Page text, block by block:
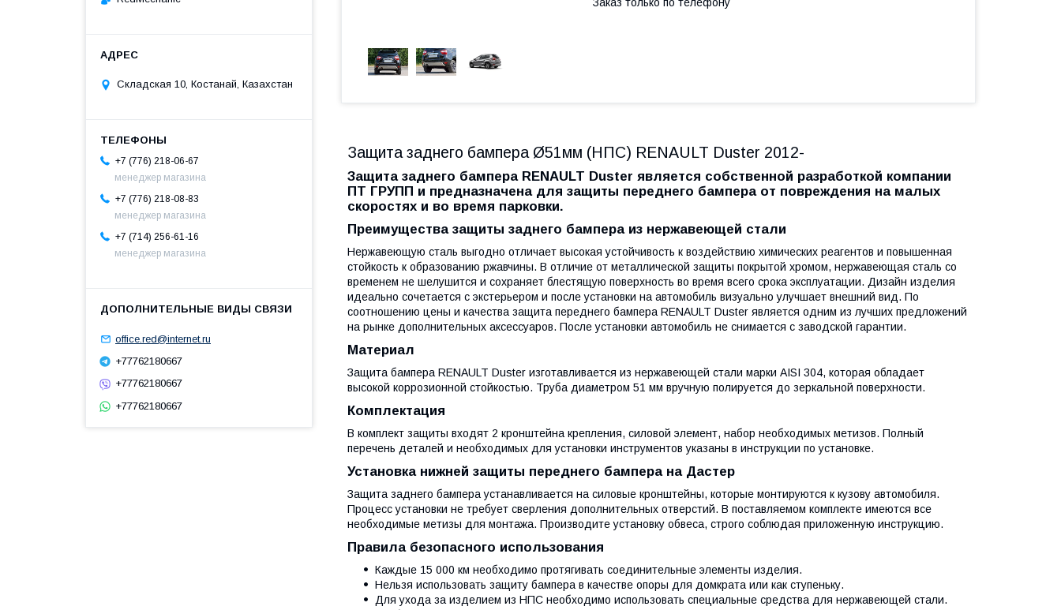
Защита заднего бампера Ø51мм (НПС) RENAULT Duster 2012-
Защита заднего бампера RENAULT Duster является собственной разработкой компании
ПТ ГРУПП и предназначена для защиты переднего бампера от повреждения на малых
скоростях и во время парковки.
Преимущества защиты заднего бампера из нержавеющей стали
Нержавеющую сталь выгодно отличает высокая устойчивость к воздействию химических реагентов и повышенная
стойкость к образованию ржавчины. В отличие от металлической защиты покрытой хромом, нержавеющая сталь со
временем не шелушится и сохраняет блестящую поверхность во время всего срока эксплуатации. Дизайн изделия
идеально сочетается с экстерьером и после установки на автомобиль визуально улучшает внешний вид. По
соотношению цены и качества защита переднего бампера RENAULT Duster является одним из лучших предложений
на рынке дополнительных аксессуаров. После установки автомобиль не снимается с заводской гарантии.
Материал
Защита бампера RENAULT Duster изготавливается из нержавеющей стали марки AISI 304, которая обладает
высокой коррозионной стойкостью. Труба диаметром 51 мм вручную полируется до зеркальной поверхности.
Комплектация
В комплект защиты входят 2 кронштейна крепления, силовой элемент, набор необходимых метизов. Полный
перечень деталей и необходимых для установки инструментов указаны в инструкции по установке.
Установка нижней защиты переднего бампера на Дастер
Защита заднего бампера устанавливается на силовые кронштейны, которые монтируются к кузову автомобиля.
Процесс установки не требует сверления дополнительных отверстий. В поставляемом комплекте имеются все
необходимые метизы для монтажа. Производите установку обвеса, строго соблюдая приложенную инструкцию.
Правила безопасного использования
Каждые 15 000 км необходимо протягивать соединительные элементы изделия.
Нельзя использовать защиту бампера в качестве опоры для домкрата или как ступеньку.
Для ухода за изделием из НПС необходимо использовать специальные средства для нержавеющей стали.
Складская 10, Костанай, Казахстан
+7 (776) 218-06-67
менеджер магазина
+7 (776) 218-08-83
менеджер магазина
+7 (714) 256-61-16
менеджер магазина
office.red@internet.ru
+77762180667
+77762180667
+77762180667